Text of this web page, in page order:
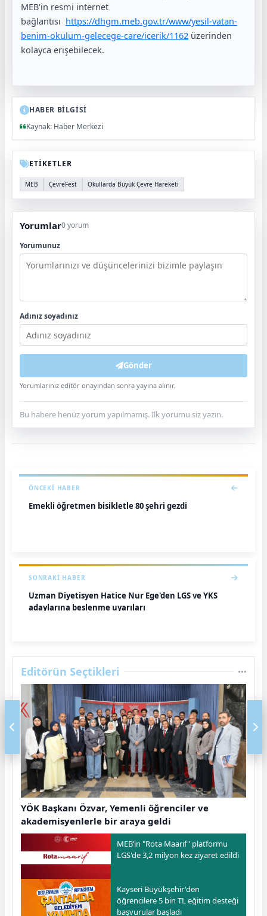
MEB'in resmi internet
bağlantısı https://dhgm.meb.gov.tr/www/yesil-vatan-
benim-okulum-gelecege-care/icerik/1162 üzerinden
kolayca erişebilecek.
HABER BİLGİSİ
Kaynak: Haber Merkezi
ETİKETLER
MEB ÇevreFest Okullarda Büyük Çevre Hareketi
Yorumlar0 yorum
Yorumunuz
Adınız soyadınız
Gönder
Yorumlarınız editör onayından sonra yayına alınır.
Bu habere henüz yorum yapılmamış. İlk yorumu siz yazın.
ÖNCEKI HABER
Emekli öğretmen bisikletle 80 şehri gezdi
SONRAKI HABER
Uzman Diyetisyen Hatice Nur Ege'den LGS ve YKS
adaylarına beslenme uyarıları
Editörün Seçtikleri
YÖK Başkanı Özvar, Yemenli öğrenciler ve
akademisyenlerle bir araya geldi
MEB’in "Rota Maarif" platformu
LGS'de 3,2 milyon kez ziyaret edildi
Kayseri Büyükşehir'den
öğrencilere 5 bin TL eğitim desteği
başvurular başladı